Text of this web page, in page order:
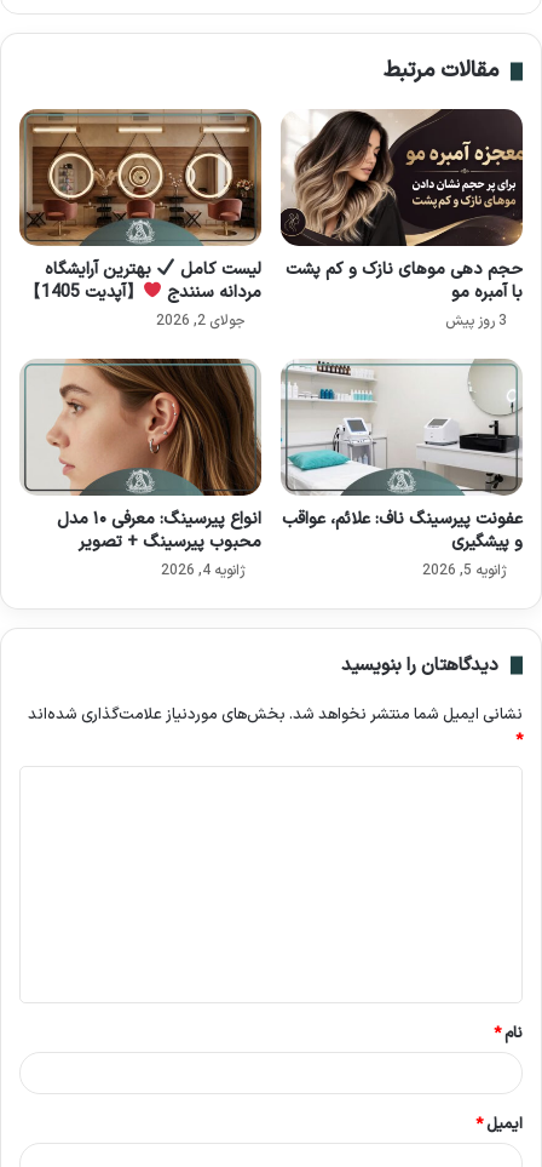
مقالات مرتبط
حجم دهی موهای نازک و کم‌ پشت
با آمبره مو
3 روز پیش
لیست کامل
بهترین آرایشگاه
مردانه سنندج
【آپدیت 1405】
جولای 2, 2026
عفونت پیرسینگ ناف: علائم، عواقب
و پیشگیری
ژانویه 5, 2026
انواع پیرسینگ: معرفی ۱۰ مدل
محبوب پیرسینگ + تصویر
ژانویه 4, 2026
دیدگاهتان را بنویسید
نشانی ایمیل شما منتشر نخواهد شد. بخش‌های موردنیاز علامت‌گذاری شده‌اند
*
*
نام*
ایمیل*